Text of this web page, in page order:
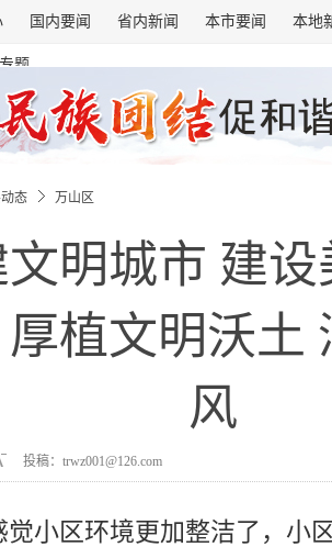
国内要闻 省内新闻 本市要闻 本地
专题
动态 万山区
文明城市 建
植文明沃土
风
投稿：trwz001@126.com
觉小区环境更加整洁了，小